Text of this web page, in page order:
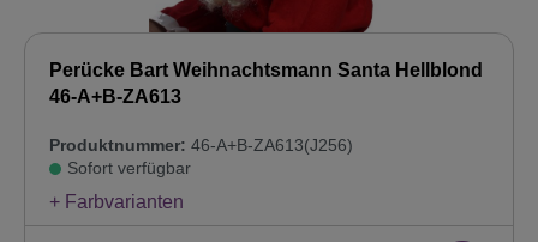
Perücke Bart Weihnachtsmann Santa Hellblond
46-A+B-ZA613
Produktnummer: 46-A+B-ZA613(J256)
Sofort verfügbar
+ Farbvarianten